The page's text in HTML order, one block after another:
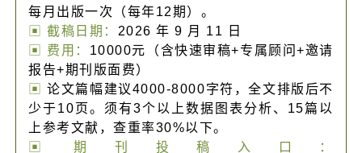
每月出版一次（每年12期）。
▣ 截稿日期： 2026 年 9 月 11 日
▣ 费用： 10000元（含快速审稿+专属顾问+邀请
报告+期刊版面费）
▣
论文篇幅建议4000-8000字符，全文排版后不
少于10页。须有3个以上数据图表分析、15篇以
上参考文献，查重率30%以下。
▣ 期刊投稿入口：